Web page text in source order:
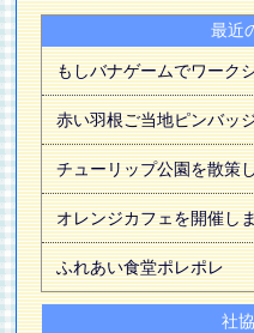
最近
もしバナゲームでワーク
赤い羽根ご当地ピンバッ
チューリップ公園を散策
オレンジカフェを開催し
ふれあい食堂ポレポレ
社